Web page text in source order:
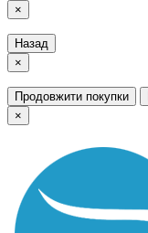
×
Назад
×
Продовжити покупки
×